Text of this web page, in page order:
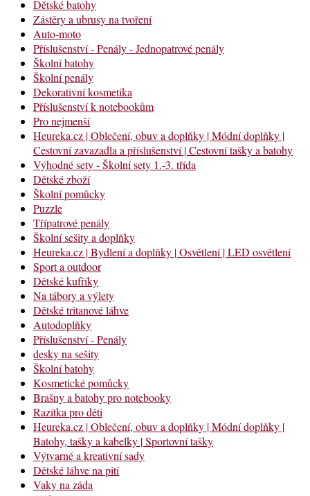
Dětské batohy
Zástěry a ubrusy na tvoření
Auto-moto
Příslušenství - Penály - Jednopatrové penály
Školní batohy
Školní penály
Dekorativní kosmetika
Příslušenství k notebookům
Pro nejmenší
Heureka.cz | Oblečení, obuv a doplňky | Módní doplňky |
Cestovní zavazadla a příslušenství | Cestovní tašky a batohy
Výhodné sety - Školní sety 1.-3. třída
Dětské zboží
Školní pomůcky
Puzzle
Třípatrové penály
Školní sešity a doplňky
Heureka.cz | Bydlení a doplňky | Osvětlení | LED osvětlení
Sport a outdoor
Dětské kufříky
Na tábory a výlety
Dětské tritanové láhve
Autodoplňky
Příslušenství - Penály
desky na sešity
Školní batohy
Kosmetické pomůcky
Brašny a batohy pro notebooky
Razítka pro děti
Heureka.cz | Oblečení, obuv a doplňky | Módní doplňky |
Batohy, tašky a kabelky | Sportovní tašky
Výtvarné a kreativní sady
Dětské láhve na pití
Vaky na záda